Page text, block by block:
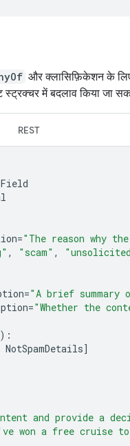
और क्लासिफ़िकेशन के
में बदलाव किया जा
REST
Field
="The reason why
, "scam" ,
="A brief summary
="Whether the
):
NotSpamDetails]
and provide a
won a free cruise